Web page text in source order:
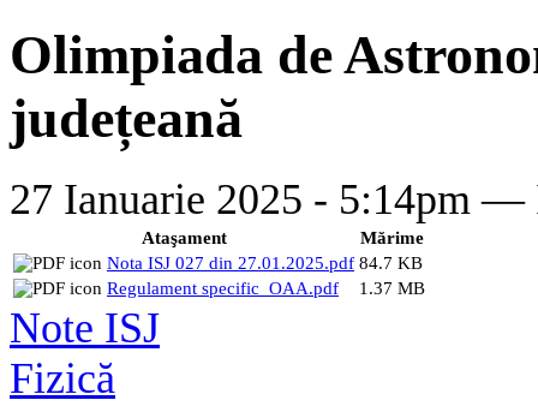
Olimpiada de
județeană
27 Ianuarie 2025 - 5:14pm —
Ataşament
Mărime
Nota ISJ 027 din 27.01.2025.pdf 84.7 KB
Regulament specific_OAA.pdf
1.37 MB
Note ISJ
Fizică